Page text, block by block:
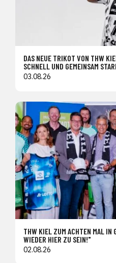
DAS NEUE TRIKOT VON THW
SCHNELL UND GEMEINSAM
03.08.26
THW KIEL ZUM ACHTEN MAL IN
WIEDER HIER ZU SEIN!"
02.08.26